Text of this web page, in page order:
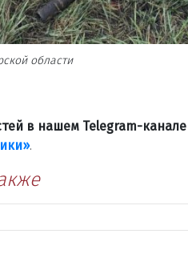
области
в нашем Telegram-канале
.